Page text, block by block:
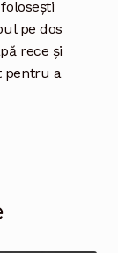
pe dos
rece și
pentru a